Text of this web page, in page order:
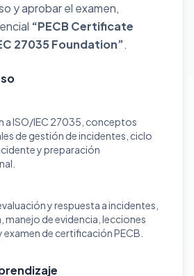
y aprobar el examen,
“PECB Certificate
27035 Foundation”.
a ISO/IEC 27035, conceptos
de gestión de incidentes, ciclo
y preparación
y respuesta a incidentes,
manejo de evidencia, lecciones
examen de certificación PECB.